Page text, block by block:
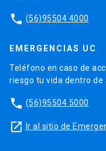
phone (56)95504 4000
EMERGENCIAS UC
Teléfono en caso de
riesgo tu vida dentro de
phone (56)95504 5000
launch Ir al sitio de